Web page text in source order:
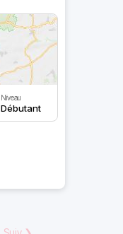
Niveau
Débutant